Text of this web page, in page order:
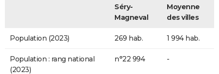
Séry-
Magneval
Moyenne
des villes
Population (2023) 269 hab. 1 994 hab.
Population : rang national
(2023)
n°22 994 -